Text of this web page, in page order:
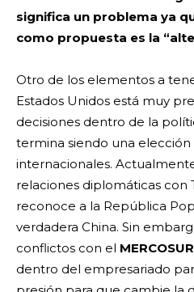
significa un problema ya
como propuesta es la
Otro de los elementos a
Estados Unidos está muy
decisiones dentro de la
termina siendo una
internacionales.
relaciones diplomáticas con
reconoce a la República
verdadera China. Sin
conflictos con el MERCOSUR
dentro del empresariado